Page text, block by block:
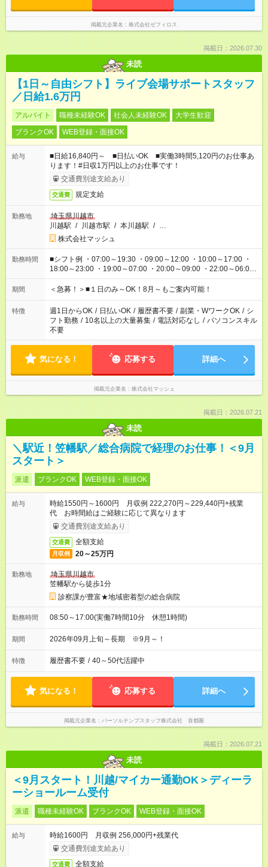
掲載元企業名 株式会社ゼフィロス
掲載日：2026.07.30
未読
【1日～自由シフト】ライブ会場サポートスタッフ
／日給1.6万円
アルバイト 職種未経験OK 社会人未経験OK
大学生歓迎
ブランクOK
WEB登録・面接OK
給与
■日給16,840円～ ■日払いOK ■実働3時間5,120円のお仕事あ
ります！#日収1万円以上のお仕事です！
交通費別途支給あり
交通費 規定支給
勤務地
埼玉県川越市
川越駅 / 川越市駅 / 本川越駅 / …
株式会社マッシュ
勤務時間
■シフト例 ・07:00～19:30 ・09:00～12:00 ・10:00～17:00 ・
18:00～23:00 ・19:00～07:00 ・20:00～09:00 ・22:00～06:00
etc ★最短で3時間で5,120円のお仕事から 15時間で2万円近く稼
げるお仕事も！ ご希望のお時間に合わせてご紹介！ ※シフトは
ください！
期間 ＜急募！＞■１日のみ～OK！8月～もご案内可能！
特徴 週1日からOK / 日払いOK / 履歴書不要 / 副業・WワークOK / シ
フト勤務 / 10名以上の大量募集 / 電話対応なし / パソコンスキル
不要
気になる！ 応募する 詳細へ
掲載元企業名 株式会社マッシュ
掲載日：2026.07.21
未読
＼駅近！笠幡駅／総合病院で経理のお仕事！＜9月
スタート＞
派遣 ブランクOK WEB登録・面接OK
給与
時給1550円～1600円 月収例 222,270円～229,440円+残業
代 お時間給はご経験に応じて異なります
交通費別途支給あり
交通費 全額支給
月収例 20～25万円
勤務地
埼玉県川越市
笠幡駅から徒歩1分
診察課が豊富★地域密着型の総合病院
勤務時間 08:50～17:00(実働7時間10分 休憩1時間)
期間 2026年09月上旬～長期 ※9月～！
特徴 履歴書不要 / 40～50代活躍中
気になる！ 応募する 詳細へ
掲載元企業名 パーソルテンプスタッフ株式会社 首都圏
掲載日：2026.07.21
未読
＜9月スタート！川越/マイカー通勤OK＞ディーラ
ーショールーム受付
派遣 職種未経験OK ブランクOK WEB登録・面接OK
給与
時給1600円 月収例 256,000円+残業代
交通費別途支給あり
交通費 全額支給